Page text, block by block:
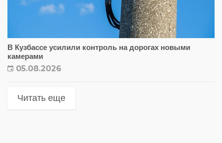
В Кузбассе усилили контроль на дорогах новыми
камерами
05.08.2026
Читать еще